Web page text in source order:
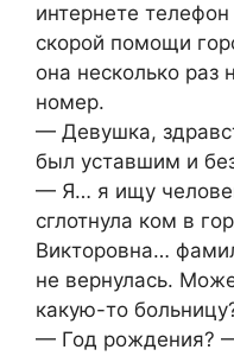
интернете
скорой помощи
она несколько раз
номер.
— Девушка,
был уставшим и
— Я… я ищу
сглотнула ком в
Викторовна…
не вернулась.
какую-то
— Год рождения?